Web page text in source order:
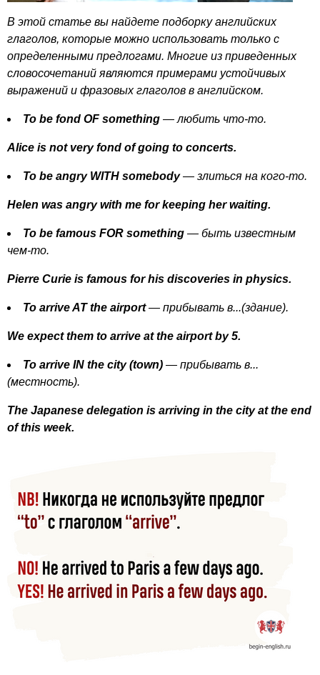
В этой статье вы найдете подборку английских
глаголов, которые можно использовать только с
определенными предлогами. Многие из приведенных
словосочетаний являются примерами устойчивых
выражений и фразовых глаголов в английском.
To be fond OF something — любить что-то.
Alice is not very fond of going to concerts.
To be angry WITH somebody— злиться на кого-то.
Helen was angry with me for keeping her waiting.
To be famous FOR something — быть известным
чем-то.
Pierre Curie is famous for his discoveries in physics.
To arriveAT the airport— прибывать в...(здание).
We expect them to arrive at the airport by5.
To arrive IN the city(town) — прибывать в...
(местность).
The Japanese delegation is arriving in the city at the end
of this week.